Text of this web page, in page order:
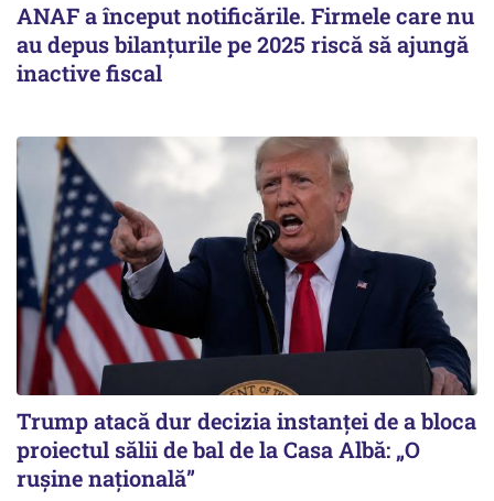
ANAF a început notificările. Firmele care nu
au depus bilanțurile pe 2025 riscă să ajungă
inactive fiscal
Trump atacă dur decizia instanţei de a bloca
proiectul sălii de bal de la Casa Albă: „O
ruşine naţională”